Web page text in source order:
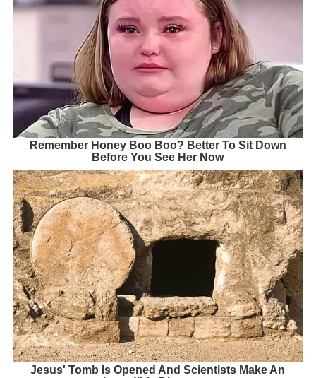
Remember Honey Boo Boo? Better To Sit Down
Before You See Her Now
Jesus' Tomb Is Opened And Scientists Make An